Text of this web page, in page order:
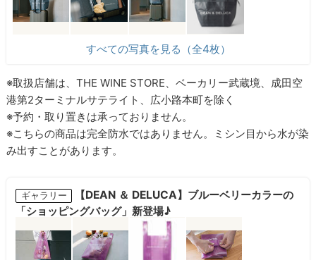
すべての写真を見る（全4枚）
※取扱店舗は、THE WINE STORE、ベーカリー武蔵境、成田空
港第2ターミナルサテライト、広小路本町を除く
※予約・取り置きは承っておりません。
※こちらの商品は完全防水ではありません。ミシン目から水が染
み出すことがあります。
ギャラリー
【DEAN ＆ DELUCA】ブルーベリーカラーの
「ショッピングバッグ」新登場♪